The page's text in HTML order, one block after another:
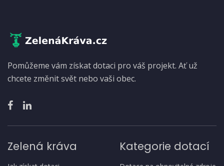
Pomůžeme vám získat dotaci pro váš projekt. Ať už
chcete změnit svět nebo vaši obec.
Zelená kráva Kategorie dotací